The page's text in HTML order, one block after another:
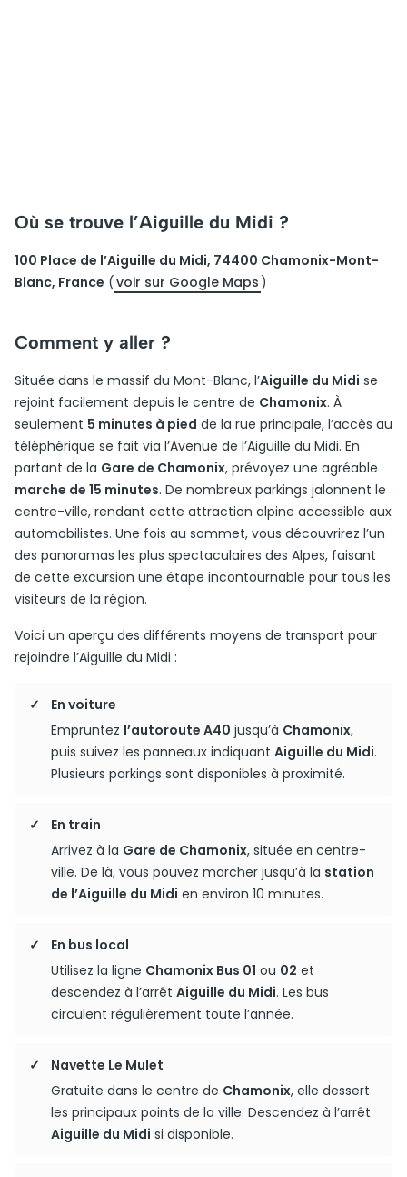
Où se trouve l’Aiguille du Midi ?
100 Place de l’Aiguille du Midi, 74400 Chamonix-Mont-
Blanc, France (voir sur Google Maps )
Comment y aller ?
Située dans le massif du Mont-Blanc, l’Aiguille du Midi se
rejoint facilement depuis le centre de Chamonix. À
seulement 5 minutes à pied de la rue principale, l’accès au
téléphérique se fait via l’Avenue de l’Aiguille du Midi. En
partant de la Gare de Chamonix, prévoyez une agréable
marche de 15 minutes. De nombreux parkings jalonnent le
centre-ville, rendant cette attraction alpine accessible aux
automobilistes. Une fois au sommet, vous découvrirez l’un
des panoramas les plus spectaculaires des Alpes, faisant
de cette excursion une étape incontournable pour tous les
visiteurs de la région.
Voici un aperçu des différents moyens de transport pour
rejoindre l’Aiguille du Midi :
En voiture
Empruntez l’autoroute A40 jusqu’à Chamonix,
puis suivez les panneaux indiquant Aiguille du Midi.
Plusieurs parkings sont disponibles à proximité.
En train
Arrivez à la Gare de Chamonix, située en centre-
ville. De là, vous pouvez marcher jusqu’à la station
de l’Aiguille du Midi en environ 10 minutes.
En bus local
Utilisez la ligne Chamonix Bus 01 ou 02 et
descendez à l’arrêt Aiguille du Midi. Les bus
circulent régulièrement toute l’année.
Navette Le Mulet
Gratuite dans le centre de Chamonix, elle dessert
les principaux points de la ville. Descendez à l’arrêt
Aiguille du Midi si disponible.